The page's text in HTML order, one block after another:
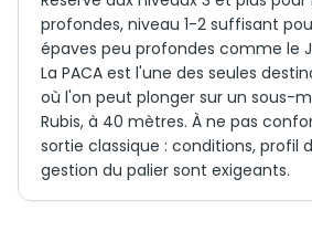
profondes, niveau 1-2 suffisant
épaves peu profondes comme le
La PACA est l'une des seules
où l'on peut plonger sur un sous-
Rubis, à 40 mètres. À ne pas
sortie classique : conditions, profil
gestion du palier sont exigeants.